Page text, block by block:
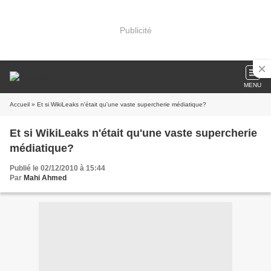
Publicité
MENU
Accueil » Et si WikiLeaks n'était qu'une vaste supercherie médiatique?
Et si WikiLeaks n'était qu'une vaste supercherie
médiatique?
Publié le 02/12/2010 à 15:44
Par Mahi Ahmed